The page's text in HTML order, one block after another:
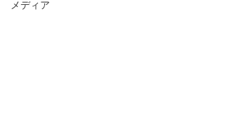
メディア